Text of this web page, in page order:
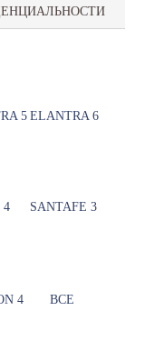
5ELANTRA 6
4 SANTAFE 3
4 ВСЕ